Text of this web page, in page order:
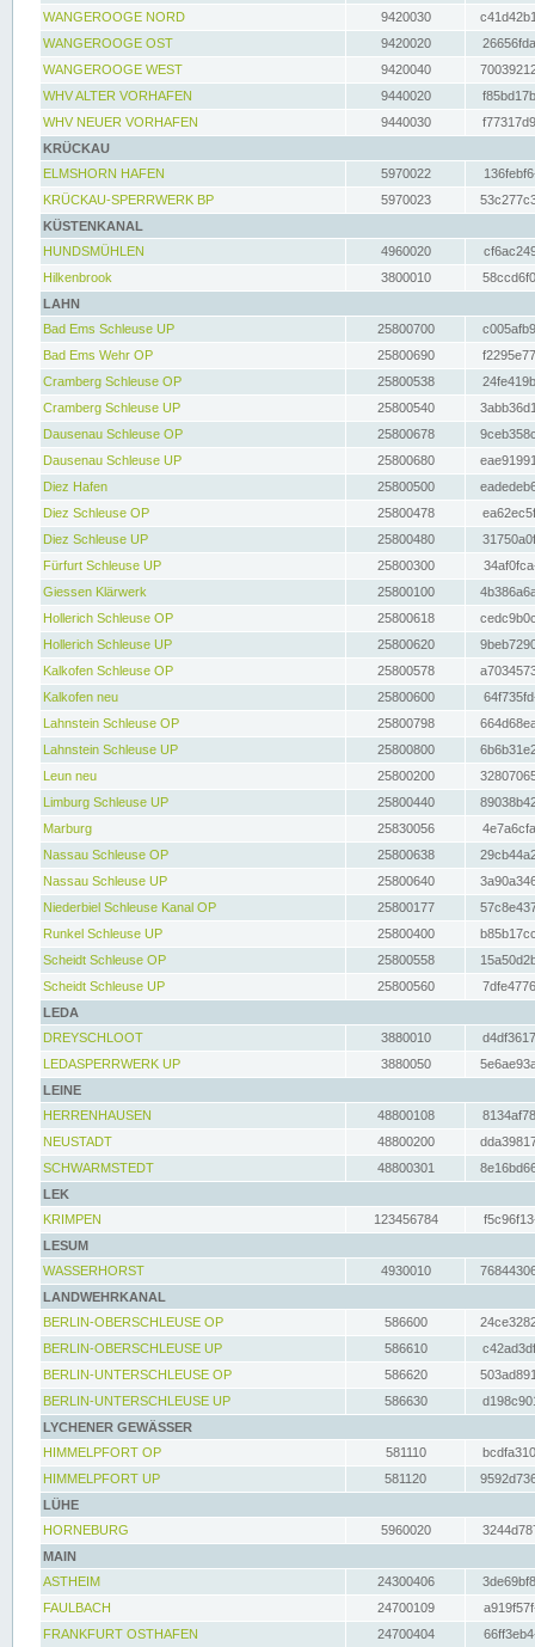
WANGEROOGE NORD
9420030
WANGEROOGE OST
9420020
WANGEROOGE WEST
9420040
WHV ALTER VORHAFEN
9440020
WHV NEUER VORHAFEN
9440030
KRÜCKAU
ELMSHORN HAFEN
5970022
KRÜCKAU-SPERRWERK BP
5970023
KÜSTENKANAL
HUNDSMÜHLEN
4960020
Hilkenbrook
3800010
LAHN
Bad Ems Schleuse UP
25800700
Bad Ems Wehr OP
25800690
Cramberg Schleuse OP
25800538
Cramberg Schleuse UP
25800540
Dausenau Schleuse OP
25800678
Dausenau Schleuse UP
25800680
Diez Hafen
25800500
Diez Schleuse OP
25800478
Diez Schleuse UP
25800480
Fürfurt Schleuse UP
25800300
Giessen Klärwerk
25800100
Hollerich Schleuse OP
25800618
Hollerich Schleuse UP
25800620
Kalkofen Schleuse OP
25800578
Kalkofen neu
25800600
Lahnstein Schleuse OP
25800798
Lahnstein Schleuse UP
25800800
Leun neu
25800200
Limburg Schleuse UP
25800440
Marburg
25830056
Nassau Schleuse OP
25800638
Nassau Schleuse UP
25800640
Niederbiel Schleuse Kanal OP
25800177
Runkel Schleuse UP
25800400
Scheidt Schleuse OP
25800558
Scheidt Schleuse UP
25800560
LEDA
DREYSCHLOOT
3880010
LEDASPERRWERK UP
3880050
LEINE
HERRENHAUSEN
48800108
NEUSTADT
48800200
SCHWARMSTEDT
48800301
LEK
KRIMPEN
123456784
LESUM
WASSERHORST
4930010
LANDWEHRKANAL
BERLIN-OBERSCHLEUSE OP
586600
BERLIN-OBERSCHLEUSE UP
586610
BERLIN-UNTERSCHLEUSE OP
586620
BERLIN-UNTERSCHLEUSE UP
586630
LYCHENER GEWÄSSER
HIMMELPFORT OP
581110
HIMMELPFORT UP
581120
LÜHE
HORNEBURG
5960020
MAIN
ASTHEIM
24300406
FAULBACH
24700109
FRANKFURT OSTHAFEN
24700404